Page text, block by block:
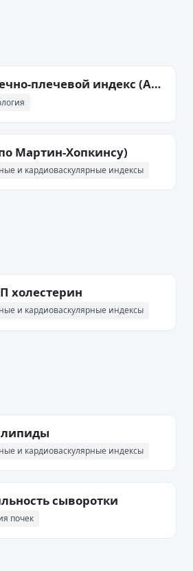
Лодыжечно-плечевой индекс (ABI)
Мартин-Хопкинсу)
и кардиоваскулярные индексы
холестерин
и кардиоваскулярные индексы
и кардиоваскулярные индексы
сыворотки
почек